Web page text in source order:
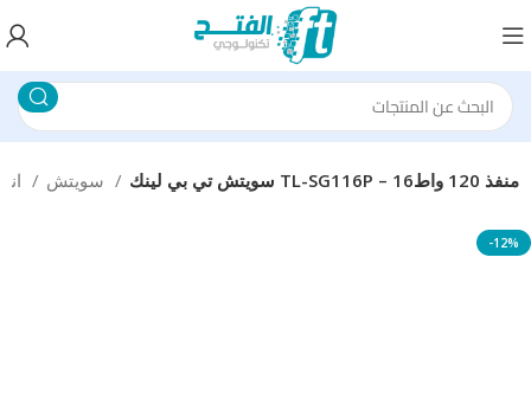
سويتش تي بي لينك TL-SG116P – 16منفذ 120 واط
-12%